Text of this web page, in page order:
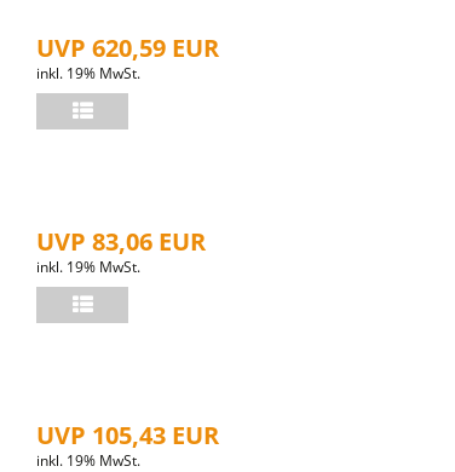
UVP 620,59 EUR
inkl. 19% MwSt.
UVP 83,06 EUR
inkl. 19% MwSt.
UVP 105,43 EUR
inkl. 19% MwSt.